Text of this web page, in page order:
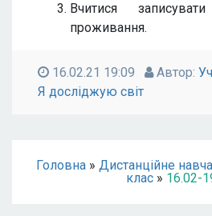
Вчитися
проживання.
16.02.21 19:09 Автор:
Я досліджую світ
Головна » Дистанційне
клас » 16.02-